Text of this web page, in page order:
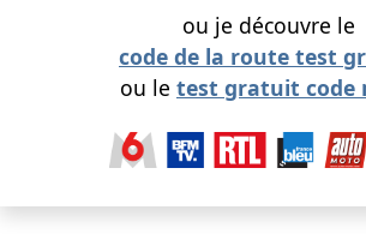
ou je découvre le
code de la route test
ou le test gratuit code